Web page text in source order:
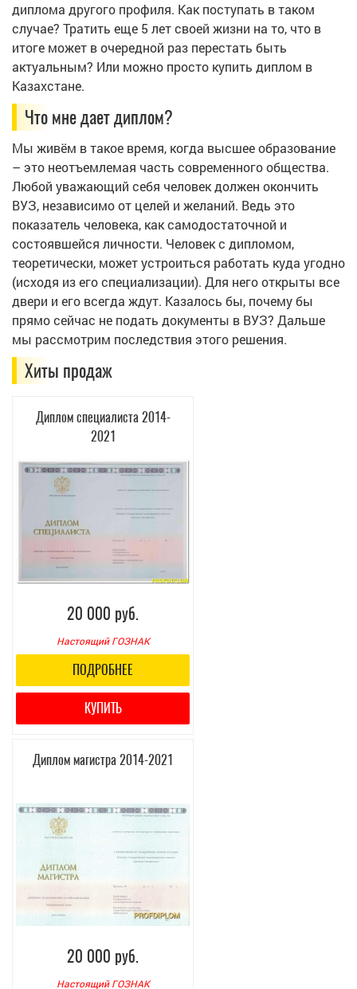
диплома другого профиля. Как поступать в таком
случае? Тратить еще 5 лет своей жизни на то, что в
итоге может в очередной раз перестать быть
актуальным? Или можно просто купить диплом в
Казахстане.
Что мне дает диплом?
Мы живём в такое время, когда высшее образование
– это неотъемлемая часть современного общества.
Любой уважающий себя человек должен окончить
ВУЗ, независимо от целей и желаний. Ведь это
показатель человека, как самодостаточной и
состоявшейся личности. Человек с дипломом,
теоретически, может устроиться работать куда угодно
(исходя из его специализации). Для него открыты все
двери и его всегда ждут. Казалось бы, почему бы
прямо сейчас не подать документы в ВУЗ? Дальше
мы рассмотрим последствия этого решения.
Хиты продаж
Диплом специалиста 2014-
2021
20 000 руб.
Настоящий ГОЗНАК
ПОДРОБНЕЕ
КУПИТЬ
Диплом магистра 2014-2021
20 000 руб.
Настоящий ГОЗНАК